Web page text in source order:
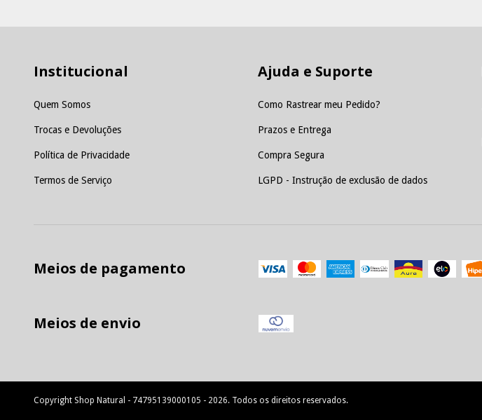
Institucional
Quem Somos
Trocas e Devoluções
Política de Privacidade
Termos de Serviço
Ajuda e Suporte
Como Rastrear meu Pedido?
Prazos e Entrega
Compra Segura
LGPD - Instrução de exclusão de dados
Meios de pagamento
Meios de envio
Copyright Shop Natural - 74795139000105 - 2026. Todos os direitos reservados.